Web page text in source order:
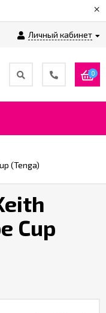
×
Личный кабинет
0
(Tenga)
Cup